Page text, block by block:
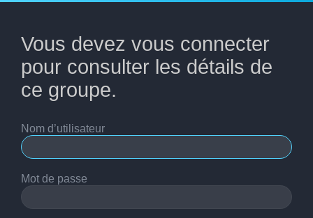
Vous devez vous connecter
pour consulter les détails de
ce groupe.
Nom d’utilisateur
Mot de passe